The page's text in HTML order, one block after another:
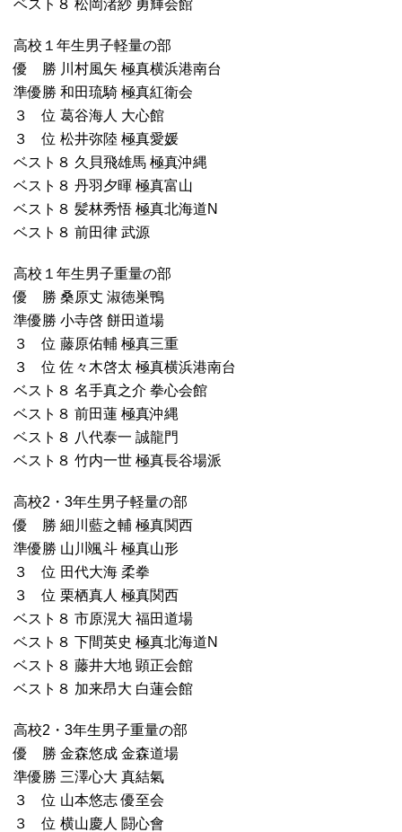
ベスト８ 松岡渚紗 勇輝会館
高校１年生男子軽量の部
優 勝 川村風矢 極真横浜港南台
準優勝 和田琉騎 極真紅衛会
３ 位 葛谷海人 大心館
３ 位 松井弥陸 極真愛媛
ベスト８ 久貝飛雄馬 極真沖縄
ベスト８ 丹羽夕暉 極真富山
ベスト８ 髪林秀悟 極真北海道N
ベスト８ 前田律 武源
高校１年生男子重量の部
優 勝 桑原丈 淑徳巣鴨
準優勝 小寺啓 餅田道場
３ 位 藤原佑輔 極真三重
３ 位 佐々木啓太 極真横浜港南台
ベスト８ 名手真之介 拳心会館
ベスト８ 前田蓮 極真沖縄
ベスト８ 八代泰一 誠龍門
ベスト８ 竹内一世 極真長谷場派
高校2・3年生男子軽量の部
優 勝 細川藍之輔 極真関西
準優勝 山川颯斗 極真山形
３ 位 田代大海 柔拳
３ 位 栗栖真人 極真関西
ベスト８ 市原滉大 福田道場
ベスト８ 下間英史 極真北海道N
ベスト８ 藤井大地 顕正会館
ベスト８ 加来昂大 白蓮会館
高校2・3年生男子重量の部
優 勝 金森悠成 金森道場
準優勝 三澤心大 真結氣
３ 位 山本悠志 優至会
３ 位 横山慶人 闘心會